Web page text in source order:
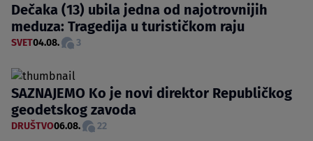
Dečaka (13) ubila jedna od najotrovnijih
meduza: Tragedija u turističkom raju
SVET04.08. 3
SAZNAJEMO Ko je novi direktor Republičkog
geodetskog zavoda
DRUŠTVO06.08. 22